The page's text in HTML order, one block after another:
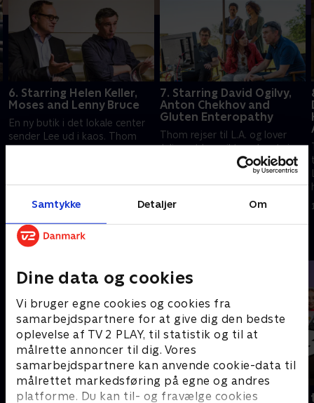
Samtykke Detaljer Om
Dine data og cookies
Vi bruger egne cookies og cookies fra
samarbejdspartnere for at give dig den bedste
oplevelse af TV 2 PLAY, til statistik og til at
målrette annoncer til dig. Vores
samarbejdspartnere kan anvende cookie-data til
målrettet markedsføring på egne og andres
platforme. Du kan til- og fravælge cookies
6. Starring Helen Keller,
Moses and Lenny Bruce
En ny butik i det lokale center
sender Lee ud i kaos. Thom
1. juli 2021 • 24 min
7. Starring David Ogilvy,
Anton Chekhov and
Gluten Enteropathy
Thom rejser til L.A. og lover
Julius, at han vil tage legetøj
med hjem. Lee får en ny mobil
og trøster Julius, da Thom
tvinges til at blive længere i
USA.
Andre så også
Robssons (dansk tale) Bert (dansk